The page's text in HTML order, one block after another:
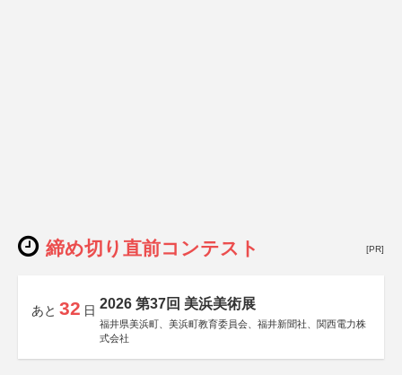
締め切り直前コンテスト [PR]
あと 32 日 2026 第37回 美浜美術展
福井県美浜町、美浜町教育委員会、福井新聞社、関西電力株
式会社